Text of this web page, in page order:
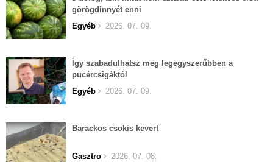
görögdinnyét enni
Egyéb
2026. 07. 09.
Így szabadulhatsz meg legegyszerűbben a
pucércsigáktól
Egyéb
2026. 07. 09.
Barackos csokis kevert
Gasztro 2026. 07. 08.